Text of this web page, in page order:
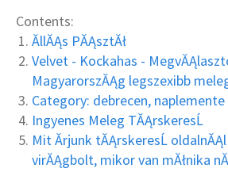
Contents:
ĂllĂĄs PĂĄsztĂł
Velvet - Kockahas -
MagyarorszĂĄg legszexibb
Category: debrecen, naplemente
Ingyenes Meleg TĂĄrskeresĹ
Mit Ă­rjunk tĂĄrskeresĹ
virĂĄgbolt, mikor van mĂłnika